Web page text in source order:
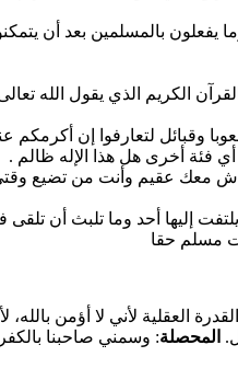
يفعلون بالمسلمين بعد أن
الكريم الذي يقول الله
وقبائل لتعارفوا إن أكرمكم
فئة أخرى هل هذا الإله ظالم .
معك عقيم وأنت من تضيع
إليها أحد وما تلبث أن تلقى
مسلم حقا
العقلية لأني لا أؤمن
المحصلة: وسمني صاحبنا